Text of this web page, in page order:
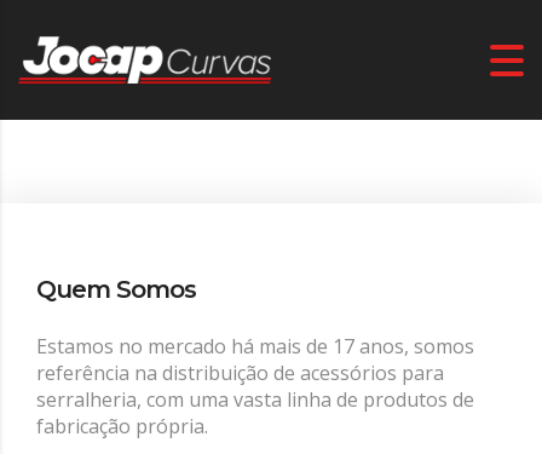
Quem Somos
Estamos no mercado há mais de 17 anos, somos
referência na distribuição de acessórios para
serralheria, com uma vasta linha de produtos de
fabricação própria.